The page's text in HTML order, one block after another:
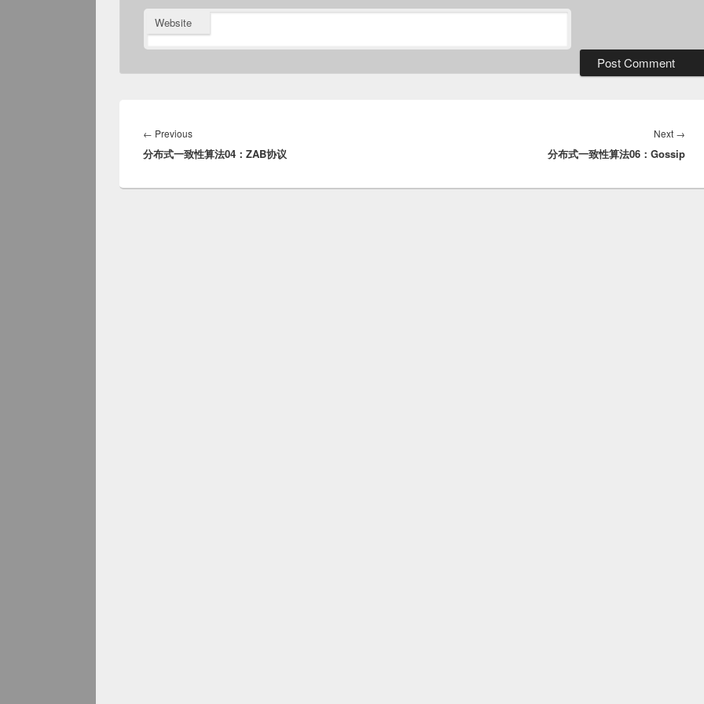
Website
navigation
← PreviousPrevious
post:
分布式一致性算法04：ZAB协议
Next →
分布式一致性算法06：Gossip